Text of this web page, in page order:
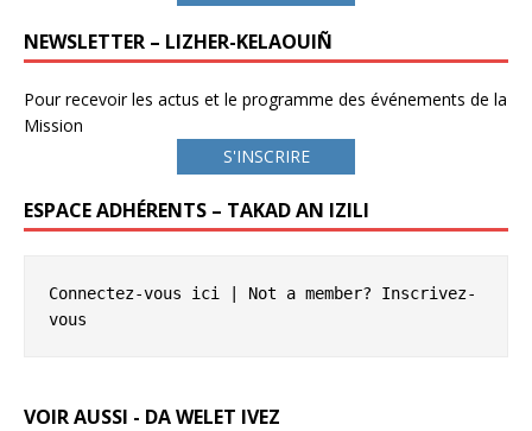
NEWSLETTER – LIZHER-KELAOUIÑ
Pour recevoir les actus et le programme des événements de la
Mission
S'INSCRIRE
ESPACE ADHÉRENTS – TAKAD AN IZILI
Connectez-vous ici | Not a member? Inscrivez-
vous
VOIR AUSSI - DA WELET IVEZ